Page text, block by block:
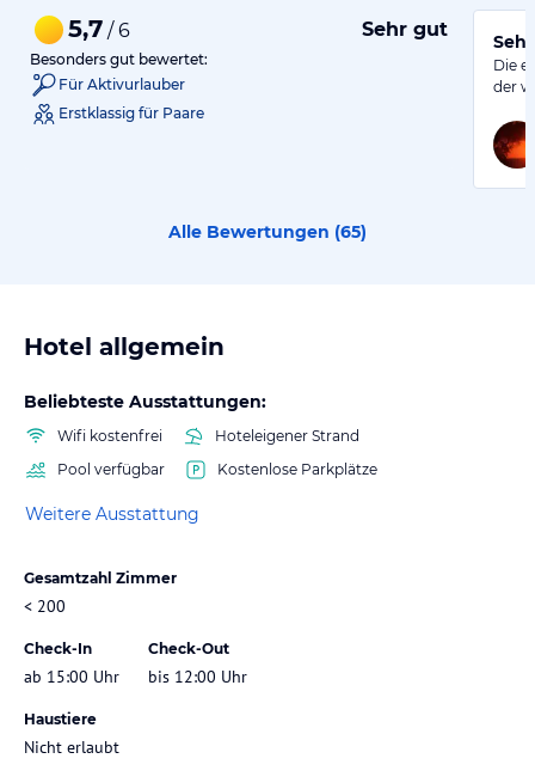
5,7 / 6 Sehr gut
Besonders gut bewertet:
Für Aktivurlauber
Erstklassig für Paare
Die
der
Alle Bewertungen (65)
Hotel allgemein
Beliebteste Ausstattungen:
Wifi kostenfrei
Hoteleigener Strand
Pool verfügbar
Kostenlose Parkplätze
Weitere Ausstattung
Gesamtzahl Zimmer
< 200
Check-In
ab 15:00 Uhr
Check-Out
bis 12:00 Uhr
Haustiere
Nicht erlaubt